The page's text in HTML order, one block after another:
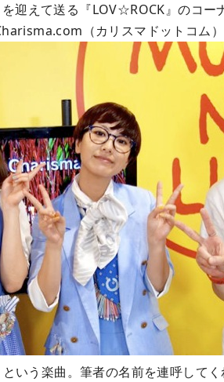
迎えて送る『LOV☆ROCK』のコー
（カリスマドットコム）
いう楽曲。筆者の名前を連呼してく